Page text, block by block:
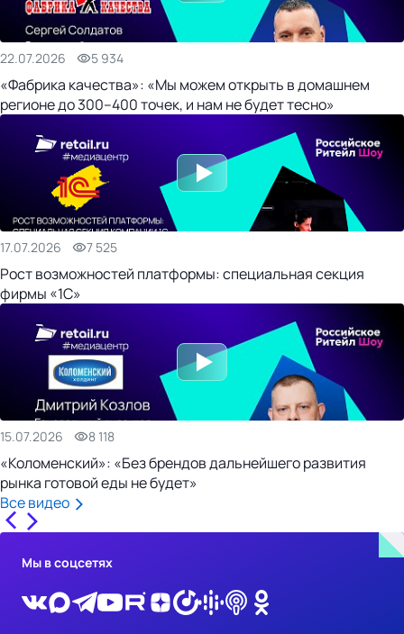
22.07.2026 5 934
«Фабрика качества»: «Мы можем открыть в домашнем
регионе до 300–400 точек, и нам не будет тесно»
17.07.2026 7 525
Рост возможностей платформы: специальная секция
фирмы «1С»
15.07.2026 8 118
«Коломенский»: «Без брендов дальнейшего развития
рынка готовой еды не будет»
Все видео
Мы в соцсетях